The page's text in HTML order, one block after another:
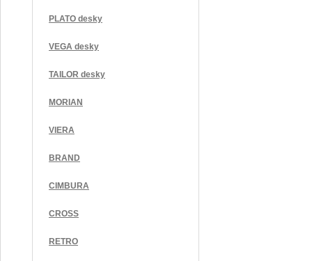
PLATO desky
VEGA desky
TAILOR desky
MORIAN
VIERA
BRAND
CIMBURA
CROSS
RETRO